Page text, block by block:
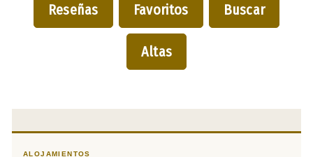
Reseñas Favoritos Buscar
Altas